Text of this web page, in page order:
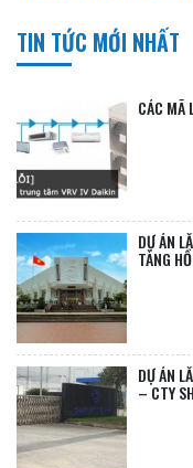
TIN TỨC MỚI NHẤT
CÁC MÃ
DỰ ÁN
TÀNG
DỰ ÁN
– CTY